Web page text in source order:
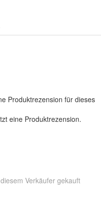
Produktrezension für dieses
eine Produktrezension.
Verkäufer gekauft